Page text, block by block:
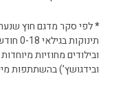
*
ובילודים מחוזיות
ובידגושץ’) בהשתתפות